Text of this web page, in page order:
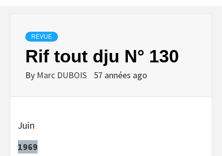
REVUE
Rif tout dju N° 130
By Marc DUBOIS 57 années ago
Juin
1969